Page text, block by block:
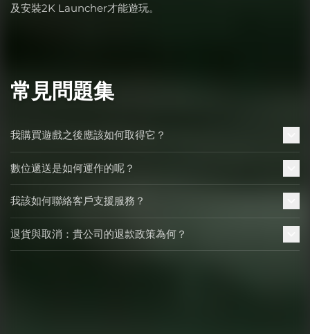
及安裝2K Launcher才能遊玩。
常見問題集
我購買遊戲之後應該如何取得它？
數位遞送是如何運作的呢？
我該如何聯絡客戶支援服務？
退貨與取消：貴公司的退款政策為何？